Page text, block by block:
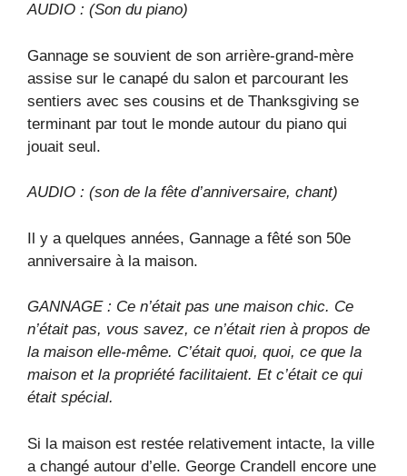
AUDIO : (Son du piano)
Gannage se souvient de son arrière-grand-mère
assise sur le canapé du salon et parcourant les
sentiers avec ses cousins ​​et de Thanksgiving se
terminant par tout le monde autour du piano qui
jouait seul.
AUDIO : (son de la fête d’anniversaire, chant)
Il y a quelques années, Gannage a fêté son 50e
anniversaire à la maison.
GANNAGE : Ce n’était pas une maison chic. Ce
n’était pas, vous savez, ce n’était rien à propos de
la maison elle-même. C’était quoi, quoi, ce que la
maison et la propriété facilitaient. Et c’était ce qui
était spécial.
Si la maison est restée relativement intacte, la ville
a changé autour d’elle. George Crandell encore une